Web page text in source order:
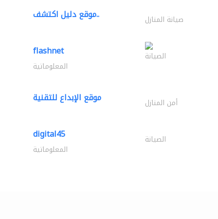
موقع دليل اكتشف.. صيانة المنازل
flashnet الصيانة
المعلوماتية
موقع الإبداع للتقنية أمن المنازل
digital45 الصيانة
المعلوماتية